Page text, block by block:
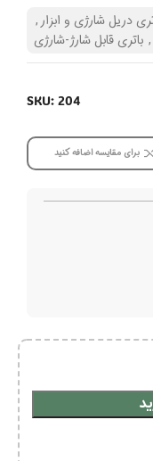
دریل شارژی و ابزار ,
, باتری قابل شارژ-شارژی
SKU: 204
برای مقایسه اضافه کنید